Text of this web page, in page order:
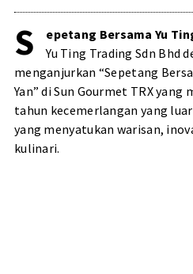
S epetang Bersama Yu
Yu Ting Trading Sdn Bhd
menganjurkan “Sepetang
Yan” di Sun Gourmet TRX yang
tahun kecemerlangan yang
yang menyatukan warisan,
kulinari.